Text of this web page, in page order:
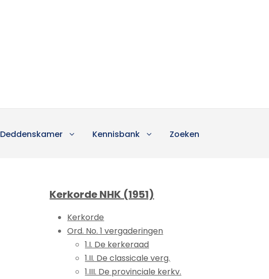
Deddenskamer Kennisbank Zoeken
Kerkorde NHK (1951)
Kerkorde
Ord. No. 1 vergaderingen
1.I. De kerkeraad
1.II. De classicale verg.
1.III. De provinciale kerkv.